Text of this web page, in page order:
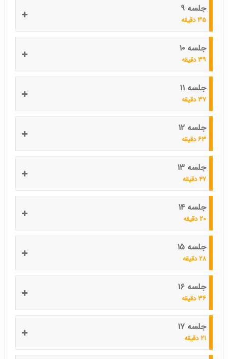
جلسه ۹
۳۵ دقیقه
جلسه ۱۰
۳۹ دقیقه
جلسه ۱۱
۳۷ دقیقه
جلسه ۱۲
۶۳ دقیقه
جلسه ۱۳
۴۷ دقیقه
جلسه ۱۴
۲۰ دقیقه
جلسه ۱۵
۲۸ دقیقه
جلسه ۱۶
۳۶ دقیقه
جلسه ۱۷
۲۱ دقیقه